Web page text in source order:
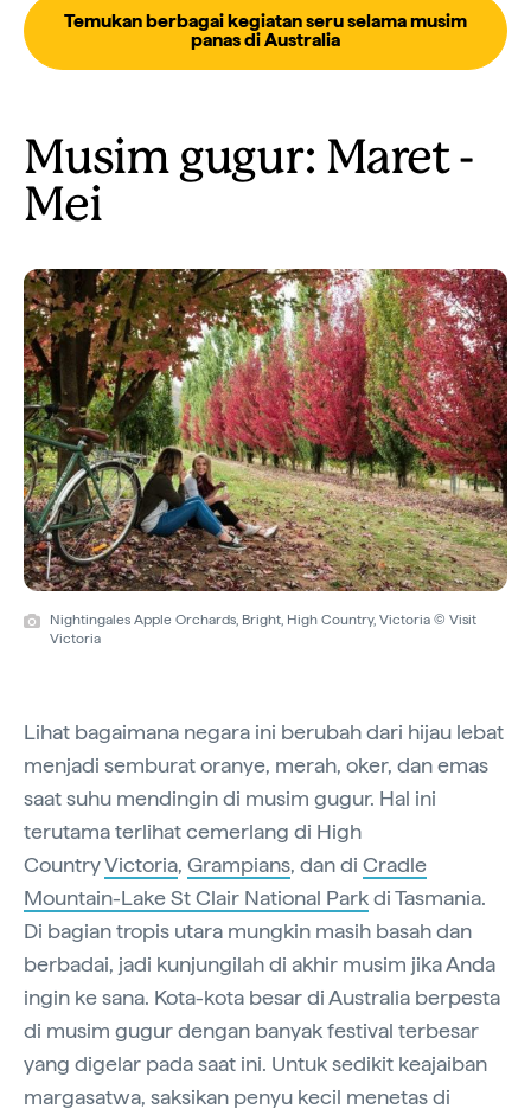
Temukan berbagai kegiatan seru selama musim
panas di Australia
Musim gugur: Maret -
Mei
Nightingales Apple Orchards, Bright, High Country, Victoria © Visit
Victoria
Lihat bagaimana negara ini berubah dari hijau lebat
menjadi semburat oranye, merah, oker, dan emas
saat suhu mendingin di musim gugur. Hal ini
terutama terlihat cemerlang di High
CountryVictoria, Grampians, dan di Cradle
Mountain-Lake St Clair National Parkdi Tasmania.
Di bagian tropis utara mungkin masih basah dan
berbadai, jadi kunjungilah di akhir musim jika Anda
ingin ke sana. Kota-kota besar di Australia berpesta
di musim gugur dengan banyak festival terbesar
yang digelar pada saat ini. Untuk sedikit keajaiban
margasatwa, saksikan penyu kecil menetas di